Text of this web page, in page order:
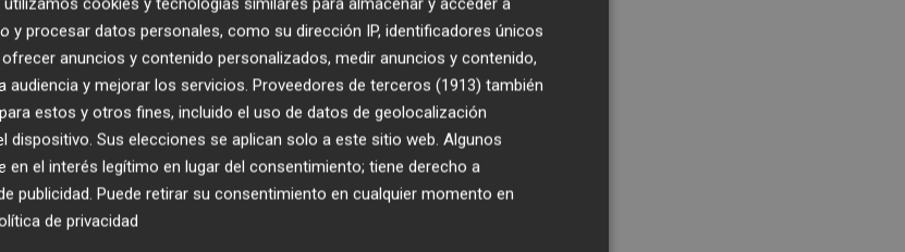
a lo largo de la legislatura: el empleo."En
ahora cada día se están creando
medidas adoptadas durante este tiempo y que
legislatura, el candidato del PP reflexionó en voz
y procesar datos personales, como su dirección IP, identificadores únicos
anuncios y contenido personalizados, medir anuncios y contenido,
y mejorar los servicios. Proveedores de terceros (1913) también
estos y otros fines, incluido el uso de datos de geolocalización
dispositivo. Sus elecciones se aplican solo a este sitio web. Algunos
en el interés legítimo en lugar del consentimiento; tiene derecho a
publicidad. Puede retirar su consentimiento en cualquier momento en
de privacidad